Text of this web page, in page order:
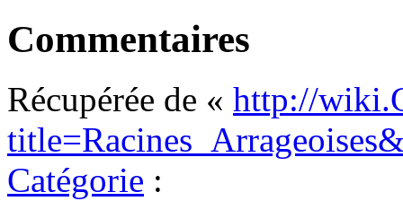
Commentaires
Récupérée de « http://
Catégorie :